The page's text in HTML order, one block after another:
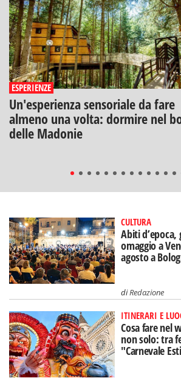
ESPERIENZE
Un'esperienza sensoriale da fare
almeno una volta: dormire nel
delle Madonie
CULTURA
Abiti
omaggio a
agosto a
diRedazione
ITINERARI E
Cosa fare nel
non solo: tra
"Carnevale